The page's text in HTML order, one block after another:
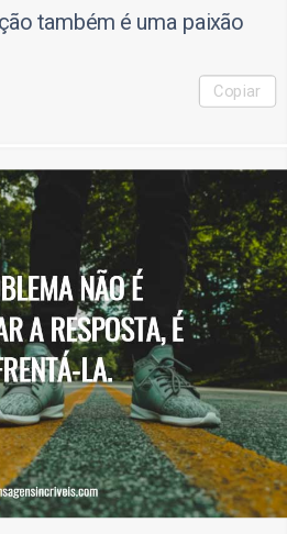
também é uma paixão
Copiar